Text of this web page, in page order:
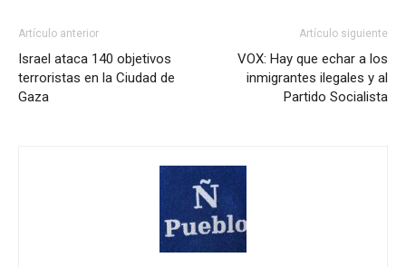
Artículo anterior
Israel ataca 140 objetivos
terroristas en la Ciudad de
Gaza
Artículo siguiente
VOX: Hay que echar a los
inmigrantes ilegales y al
Partido Socialista